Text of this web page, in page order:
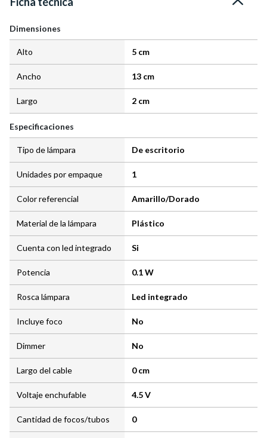
Dimensiones
Alto 5 cm
Ancho 13 cm
Largo 2 cm
Especificaciones
Tipo de lámpara De escritorio
Unidades por empaque 1
Color referencial Amarillo/Dorado
Material de la lámpara Plástico
Cuenta con led integrado Si
Potencia 0.1 W
Rosca lámpara Led integrado
Incluye foco No
Dimmer No
Largo del cable 0 cm
Voltaje enchufable 4.5 V
Cantidad de focos/tubos 0